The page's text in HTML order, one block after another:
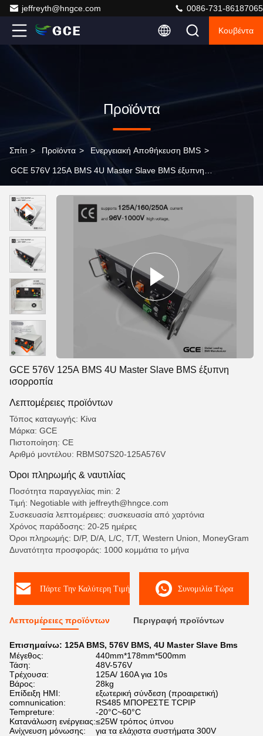
jeffreyth@hngce.com 0086-731-86187065
Κουβέντα
Προϊόντα
Σπίτι > Προϊόντα > Ενεργειακή Αποθήκευση BMS >
GCE 576V 125A BMS 4U Master Slave BMS έξυπνη
GCE 576V 125A BMS 4U Master Slave BMS έξυπνη
ισορροπία
Λεπτομέρειες προϊόντων
Τόπος καταγωγής: Κίνα
Μάρκα: GCE
Πιστοποίηση: CE
Αριθμό μοντέλου: RBMS07S20-125A576V
Όροι πληρωμής & ναυτιλίας
Ποσότητα παραγγελίας min: 2
Τιμή: Negotiable with jeffreyth@hngce.com
Συσκευασία λεπτομέρειες: συσκευασία από χαρτόνια
Χρόνος παράδοσης: 20-25 ημέρες
Όροι πληρωμής: D/P, D/A, L/C, T/T, Western Union, MoneyGram
Δυνατότητα προσφοράς: 1000 κομμάτια το μήνα
Πάρτε Την Καλύτερη Τιμή Συνομιλία Τώρα
Λεπτομέρειες προϊόντων Περιγραφή προϊόντων
Επισημαίνω: 125A BMS, 576V BMS, 4U Master Slave Bms
Μέγεθος:
440mm*178mm*500mm
Τάση:
48V-576V
Τρέχουσα:
125A/ 160A για 10s
Βάρος:
28kg
Επίδειξη HMI:
εξωτερική σύνδεση (προαιρετική)
comnunication:
RS485 ΜΠΟΡΕΣΤΕ TCPIP
Tempreture:
-20°C~60°C
Κατανάλωση ενέργειας:≤25W τρόπος ύπνου
Ανίχνευση μόνωσης:
για τα ελάχιστα συστήματα 300V